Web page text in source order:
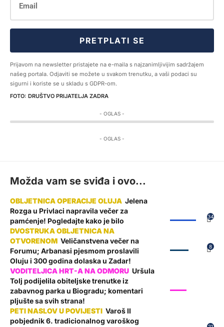
DRUŠTVO PRIJATELJA ZADRA
PRETPLATI SE
Prijavom na newsletter pristajete na e-maila s najzanimljivijim sadržajem
našeg portala. Odjaviti se možete u svakom trenutku, a vaši podaci su
sigurni i koriste se u skladu s GDPR-om.
- OGLAS -
- OGLAS -
Možda vam se sviđa i ovo...
34
Jelena
Rozga u Privlaci napravila večer za
pamćenje! Pogledajte kako je bilo
8
Veličanstvena večer na
Forumu; Arbanasi pjesmom proslavili
Oluju i 300 godina dolaska u Zadar!
Uršula
Tolj podijelila obiteljske trenutke iz
zabavnog parka u Biogradu; komentari
pljušte sa svih strana!
Varoš II
pobjednik 6. tradicionalnog varoškog